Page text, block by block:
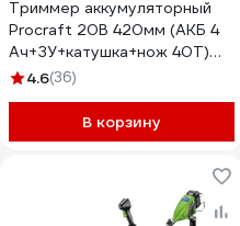
Триммер аккумуляторный
Procraft 20В 420мм (АКБ 4
Ач+ЗУ+катушка+нож 40Т)
ATA20/BS
4.6(36)
В корзину